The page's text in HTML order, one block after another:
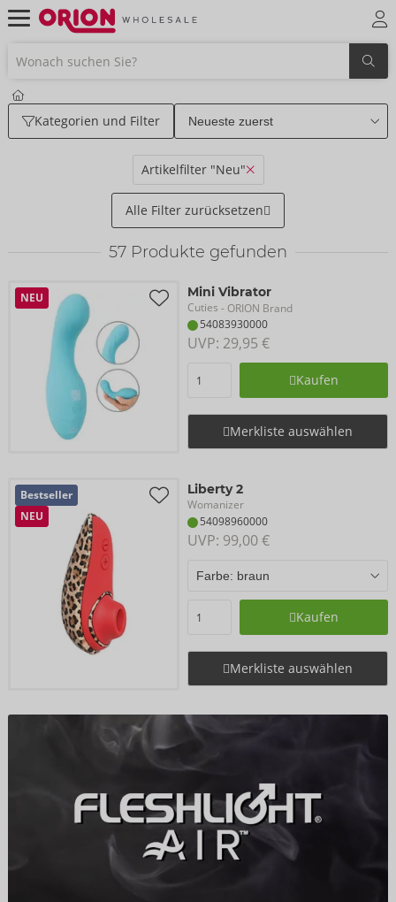
Kategorien und Filter
Artikelfilter "Neu"
Alle Filter zurücksetzen
57 Produkte gefunden
NEU Mini Vibrator
Cuties - ORION Brand
54083930000
UVP: 29,95 €
Kaufen
Merkliste auswählen
Bestseller
NEU
Liberty 2
Womanizer
54098960000
UVP: 99,00 €
Kaufen
Merkliste auswählen